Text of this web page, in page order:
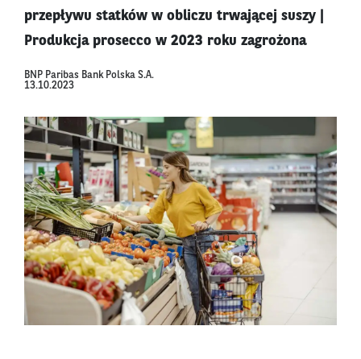
przepływu statków w obliczu trwającej suszy |
Produkcja prosecco w 2023 roku zagrożona
BNP Paribas Bank Polska S.A.
13.10.2023